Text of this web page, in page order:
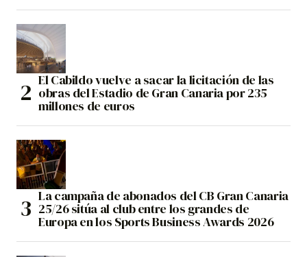
El Cabildo vuelve a sacar la licitación de las
obras del Estadio de Gran Canaria por 235
millones de euros
La campaña de abonados del CB Gran Canaria
25/26 sitúa al club entre los grandes de
Europa en los Sports Business Awards 2026